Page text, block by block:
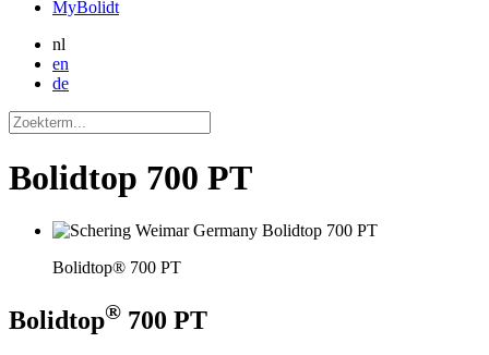
MyBolidt
nl
en
de
Bolidtop 700 PT
Bolidtop® 700 PT
Bolidtop® 700 PT